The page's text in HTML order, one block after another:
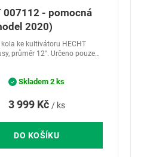
007112 - pomocná
2020)
3 999 Kč / ks
DO KOŠÍKU
ke kultivátoru HECHT
průměr 12". Určeno pouze
Skladem2 ks